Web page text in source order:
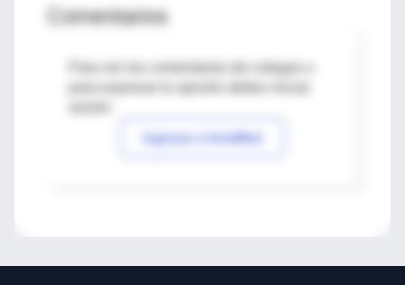
Comentarios
Para ver los comentarios de colegas o
Ingresar a IntraMed